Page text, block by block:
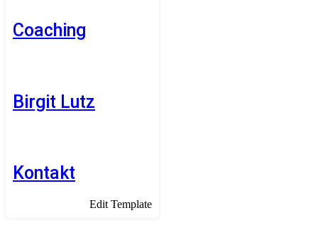
Coaching
Birgit Lutz
Kontakt
Edit Template